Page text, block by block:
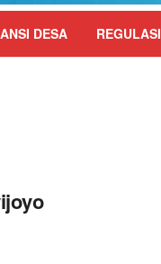
DESA REGULASI